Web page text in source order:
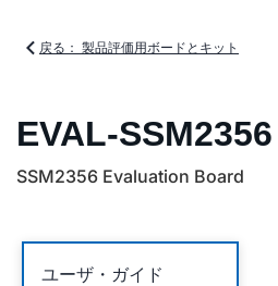
戻る： 製品評価用ボードとキット
EVAL-SSM2356
SSM2356 Evaluation Board
ユーザ・ガイド